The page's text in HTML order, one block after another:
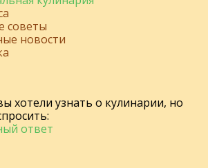
советы
новости
хотели узнать о кулинарии, но
ответ